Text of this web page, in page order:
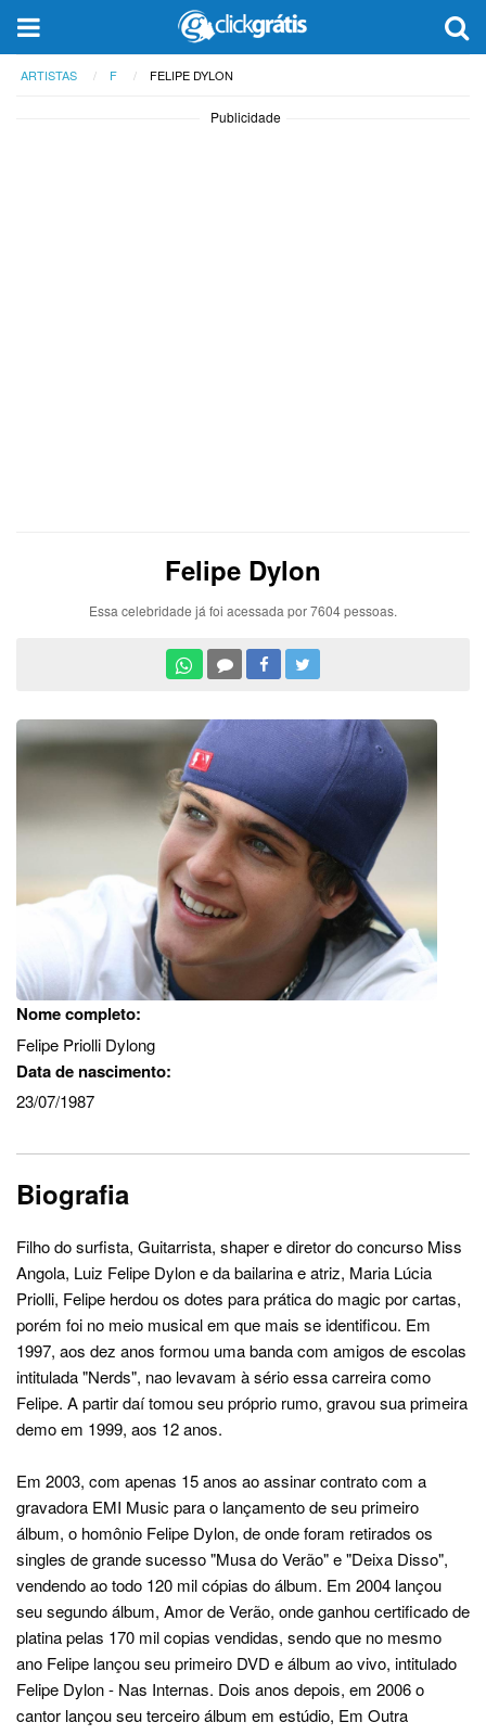
ARTISTAS F FELIPE DYLON
Publicidade
Felipe Dylon
Essa celebridade já foi acessada por 7604 pessoas.
Nome completo:
Felipe Priolli Dylong
Data de nascimento:
23/07/1987
Biografia
Filho do surfista, Guitarrista, shaper e diretor do concurso Miss
Angola, Luiz Felipe Dylon e da bailarina e atriz, Maria Lúcia
Priolli, Felipe herdou os dotes para prática do magic por cartas,
porém foi no meio musical em que mais se identificou. Em
1997, aos dez anos formou uma banda com amigos de escolas
intitulada "Nerds", nao levavam à sério essa carreira como
Felipe. A partir daí tomou seu próprio rumo, gravou sua primeira
demo em 1999, aos 12 anos.
Em 2003, com apenas 15 anos ao assinar contrato com a
gravadora EMI Music para o lançamento de seu primeiro
álbum, o homônio Felipe Dylon, de onde foram retirados os
singles de grande sucesso "Musa do Verão" e "Deixa Disso",
vendendo ao todo 120 mil cópias do álbum. Em 2004 lançou
seu segundo álbum, Amor de Verão, onde ganhou certificado de
platina pelas 170 mil copias vendidas, sendo que no mesmo
ano Felipe lançou seu primeiro DVD e álbum ao vivo, intitulado
Felipe Dylon - Nas Internas. Dois anos depois, em 2006 o
cantor lançou seu terceiro álbum em estúdio, Em Outra